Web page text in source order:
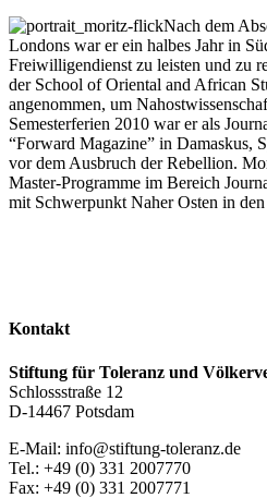
Nach dem
Londons war er ein halbes Jahr in
Freiwilligendienst zu leisten und zu
der School of Oriental and African
angenommen, um
Semesterferien 2010 war er als
“Forward Magazine” in Damaskus,
vor dem Ausbruch der Rebellion.
Master-Programme im Bereich
mit Schwerpunkt Naher Osten in
Kontakt
Stiftung für Toleranz und
Schlossstraße 12
D-14467 Potsdam
E-Mail: info@stiftung-toleranz.de
Tel.: +49 (0) 331 2007770
Fax: +49 (0) 331 2007771